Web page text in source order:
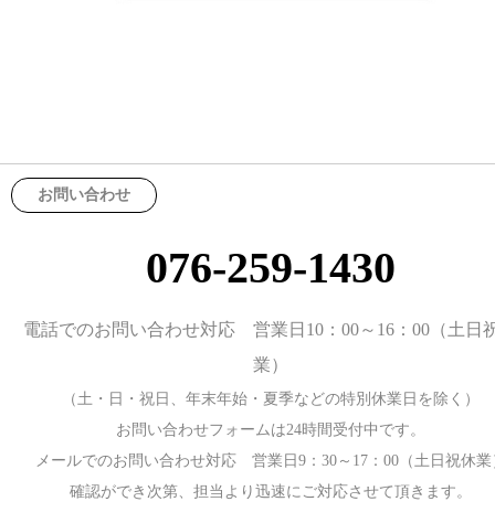
お問い合わせ
076-259-1430
電話でのお問い合わせ対応 営業日10：00～16：00（土日
業）
（土・日・祝日、年末年始・夏季などの特別休業日を除く）
お問い合わせフォームは24時間受付中です。
メールでのお問い合わせ対応 営業日9：30～17：00（土日祝休業
確認ができ次第、担当より迅速にご対応させて頂きます。